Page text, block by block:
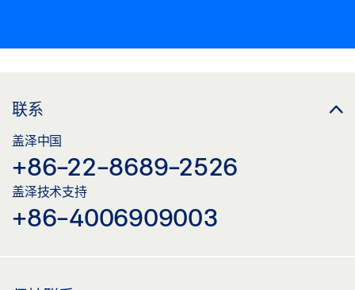
联系
盖泽中国
+86-22-8689-2526
盖泽技术支持
+86-4006909003